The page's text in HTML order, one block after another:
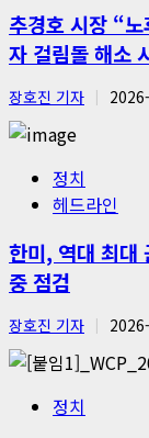
추경호 시장 “
자 걸림돌 해소
장호진 기자
정치
헤드라인
한미, 역대 최대
중 점검
장호진 기자
정치